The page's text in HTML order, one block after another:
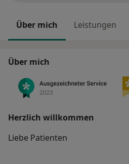
Über mich Leistungen
Über mich
Herzlich willkommen
Liebe Patienten